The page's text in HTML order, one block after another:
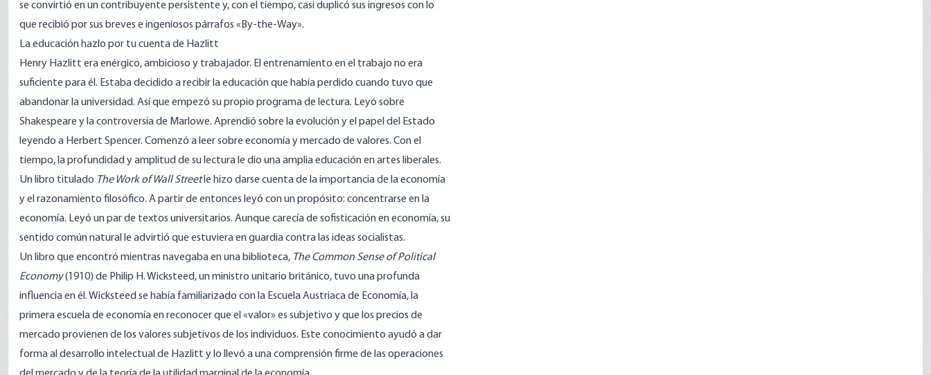
se convirtió en un contribuyente persistente y, con el tiempo, casi duplicó sus ingresos con lo
que recibió por sus breves e ingeniosos párrafos «By-the-Way».
La educación hazlo por tu cuenta de Hazlitt
Henry Hazlitt era enérgico, ambicioso y trabajador. El entrenamiento en el trabajo no era
suficiente para él. Estaba decidido a recibir la educación que había perdido cuando tuvo que
abandonar la universidad. Así que empezó su propio programa de lectura. Leyó sobre
Shakespeare y la controversia de Marlowe. Aprendió sobre la evolución y el papel del Estado
leyendo a Herbert Spencer. Comenzó a leer sobre economía y mercado de valores. Con el
tiempo, la profundidad y amplitud de su lectura le dio una amplia educación en artes liberales.
Un libro titulado The Work of Wall Streetle hizo darse cuenta de la importancia de la economía
y el razonamiento filosófico. A partir de entonces leyó con un propósito: concentrarse en la
economía. Leyó un par de textos universitarios. Aunque carecía de sofisticación en economía, su
sentido común natural le advirtió que estuviera en guardia contra las ideas socialistas.
Un libro que encontró mientras navegaba en una biblioteca, The Common Sense of Political
Economy(1910) de Philip H. Wicksteed, un ministro unitario británico, tuvo una profunda
influencia en él. Wicksteed se había familiarizado con la Escuela Austriaca de Economía, la
primera escuela de economía en reconocer que el «valor» es subjetivo y que los precios de
mercado provienen de los valores subjetivos de los individuos. Este conocimiento ayudó a dar
forma al desarrollo intelectual de Hazlitt y lo llevó a una comprensión firme de las operaciones